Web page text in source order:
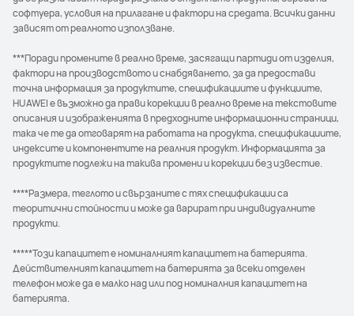
софтуера, условия на прилагане и фактори на средата. Всички данни
зависят от реалното използване.
***Поради промените в реално време, засягащи партиди от изделия,
фактори на производството и снабдяването, за да предостави
точна информация за продуктите, спецификациите и функциите,
HUAWEI е възможно да прави корекции в реално време на текстовите
описания и изображенията в предходните информационни страници,
така че те да отговарят на работата на продукта, спецификациите,
индексите и компонентите на реалния продукт. Информацията за
продуктите подлежи на такива промени и корекции без известие.
****Размера, теглото и свързаните с тях спецификации са
теоритични стойности и може да варират при индивидуалните
продукти.
*****Този капацитет е номиналният капацитет на батерията.
Действителният капацитет на батерията за всеки отделен
телефон може да е малко над или под номиналния капацитет на
батерията.